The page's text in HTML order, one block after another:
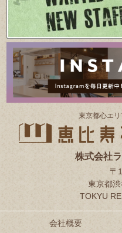
東京都⼼エ
株式会社
〒
東京都
TOKYU
会社概要